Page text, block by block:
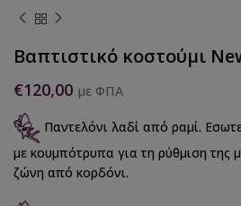
Βαπτιστικό κοστούμι
€120,00 με ΦΠΑ
Παντελόνι λαδί από ραμί.
με κουμπότρυπα για τη ρύθμιση της
ζώνη από κορδόνι.